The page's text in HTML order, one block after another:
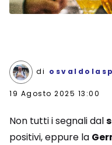
di
19 Agosto 2025 13:00
Non tutti i segnali dal
positivi, eppure la